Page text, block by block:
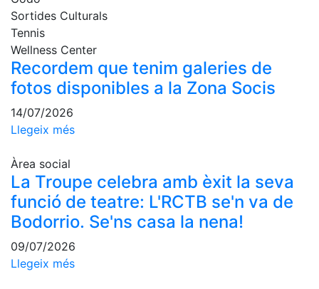
Restaurants
Restaurant
L'Snack
Casa Arilla
Chill Out
Piscina
Patrocini
Patrocinadors
Avantatges
socials
Sortides Culturals
Tennis
Wellness Center
Recordem que tenim galeries de
fotos disponibles a la Zona Socis
14/07/2026
Llegeix més
Àrea social
La Troupe celebra amb èxit la seva
funció de teatre: L'RCTB se'n va de
Bodorrio. Se'ns casa la nena!
09/07/2026
Llegeix més